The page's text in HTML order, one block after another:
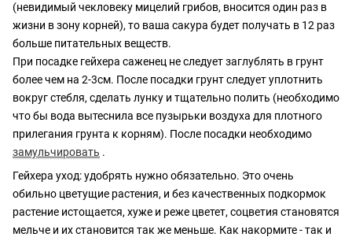
(невидимый чекловеку мицелий грибов, вносится один раз в
жизни в зону корней), то ваша сакура будет получать в 12 раз
больше питательных веществ.
При посадке гейхера саженец не следует заглублять в грунт
более чем на 2-3см. После посадки грунт следует уплотнить
вокруг стебля, сделать лунку и тщательно полить (необходимо
что бы вода вытеснила все пузырьки воздуха для плотного
прилегания грунта к корням). После посадки необходимо
замульчировать .
Гейхера уход: удобрять нужно обязательно. Это очень
обильно цветущие растения, и без качественных подкормок
растение истощается, хуже и реже цветет, соцветия становятся
мельче и их становится так же меньше. Как накормите - так и